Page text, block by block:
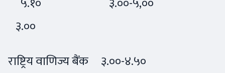
३.००
राष्ट्रिय वाणिज्य बैंक ३.००-४.५०